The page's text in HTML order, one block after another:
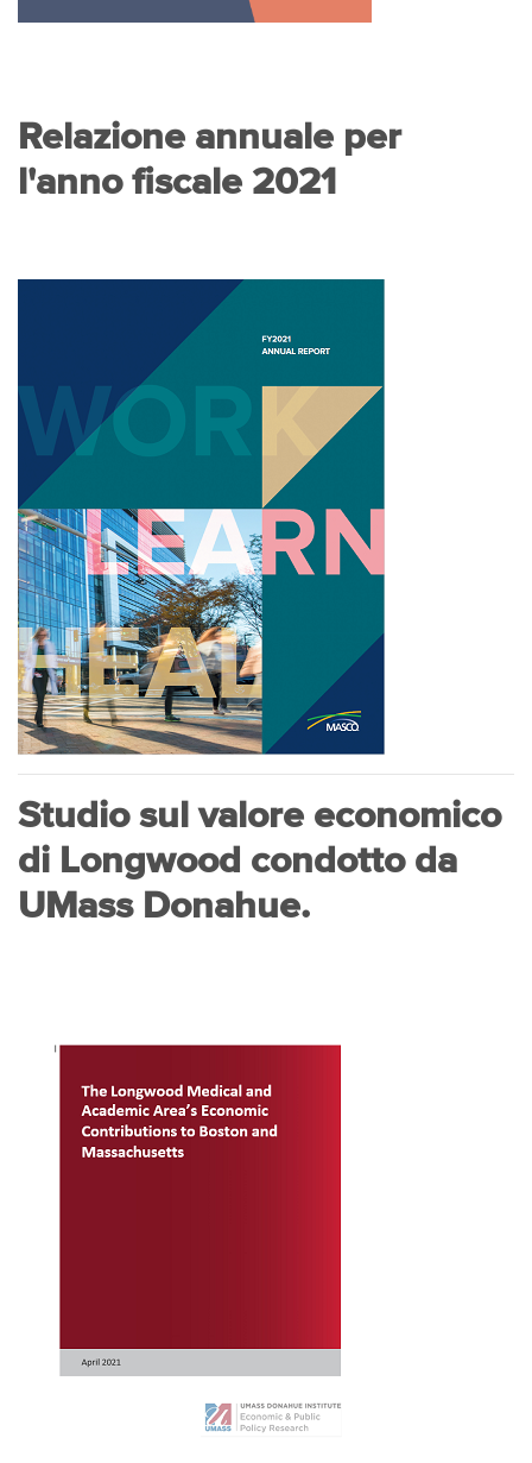
Relazione annuale per
l'anno fiscale 2021
Studio sul valore economico
di Longwood condotto da
UMass Donahue.